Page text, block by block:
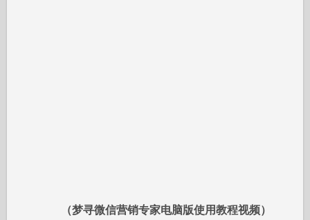
（梦寻微信营销专家电脑版使用教程视频）